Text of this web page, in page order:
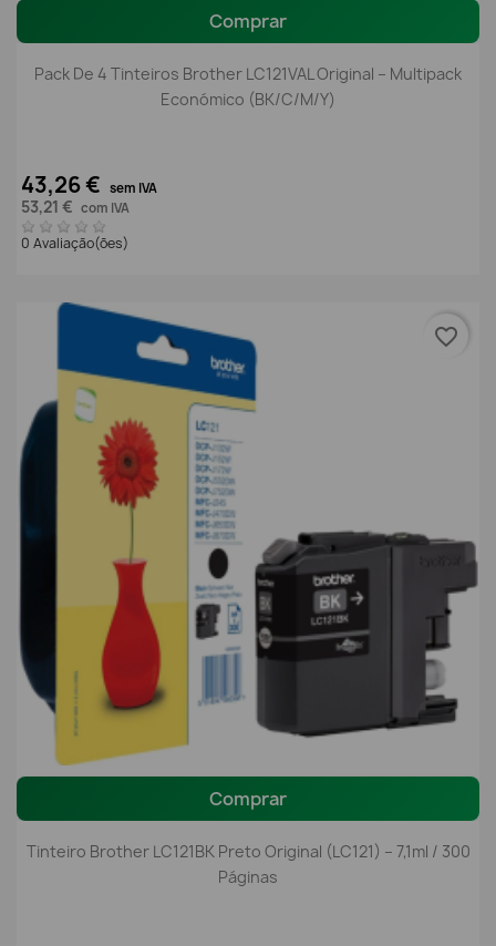
Comprar
Pack De 4 Tinteiros Brother LC121VAL Original – Multipack
Económico (BK/C/M/Y)
43,26 € sem IVA
53,21 € com IVA
0 Avaliação(ões)
Comprar
Tinteiro Brother LC121BK Preto Original (LC121) – 7,1ml / 300
Páginas
favorite_border